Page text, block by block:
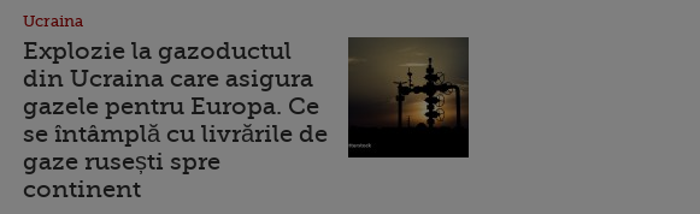
Ucraina
Explozie la gazoductul
din Ucraina care asigura
gazele pentru Europa. Ce
se întâmplă cu livrările de
gaze rusești spre
continent